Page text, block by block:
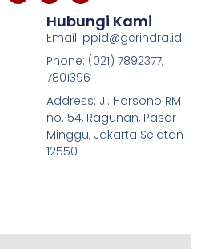
Hubungi Kami
Email: ppid@gerindra.id
Phone: (021) 7892377,
7801396
Address: Jl. Harsono RM
no. 54, Ragunan, Pasar
Minggu, Jakarta Selatan
12550